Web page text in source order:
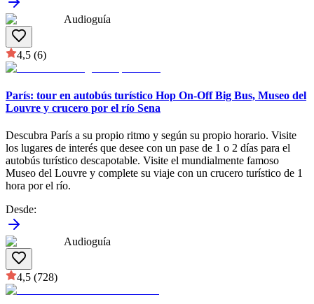
Audioguía
4,5 (6)
París: tour en autobús turístico Hop On-Off Big Bus, Museo del
Louvre y crucero por el río Sena
Descubra París a su propio ritmo y según su propio horario. Visite
los lugares de interés que desee con un pase de 1 o 2 días para el
autobús turístico descapotable. Visite el mundialmente famoso
Museo del Louvre y complete su viaje con un crucero turístico de 1
hora por el río.
Desde:
Audioguía
4,5 (728)